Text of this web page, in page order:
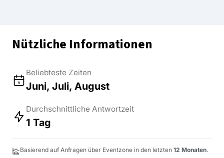
Nützliche Informationen
Beliebteste Zeiten
Juni, Juli, August
Durchschnittliche Antwortzeit
1 Tag
Basierend auf Anfragen über Eventzone in den letzten 12 Monaten.